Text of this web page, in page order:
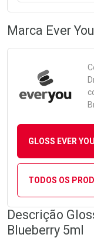
Marca Ever You
GLOSS EVER YOU
TODOS OS
Descrição
Blueberry 5ml